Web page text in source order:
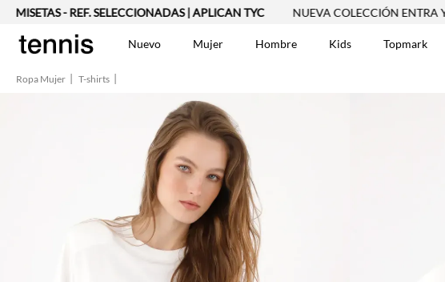
- REF. SELECCIONADAS | APLICAN TYC NUEVA COLECCIÓN ENTRA YA
Nuevo Mujer Hombre Kids Topmark
Ropa Mujer T-shirts
2.
4.
5. Falda
6. Vestido
7. Chaqueta
8. Short